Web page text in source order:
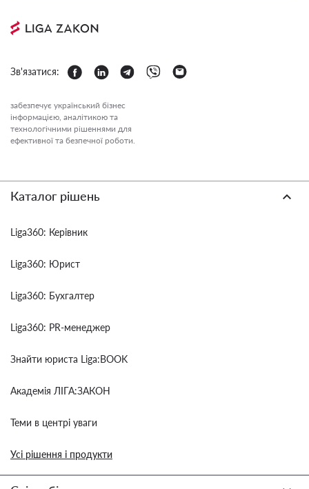
Зв'язатися:
забезпечує український бізнес
інформацією, аналітикою та
технологічними рішеннями для
ефективної та безпечної роботи.
Каталог рішень
Liga360: Керівник
Liga360: Юрист
Liga360: Бухгалтер
Liga360: PR-менеджер
Знайти юриста Liga:BOOK
Академія ЛІГА:ЗАКОН
Теми в центрі уваги
Усі рішення і продукти